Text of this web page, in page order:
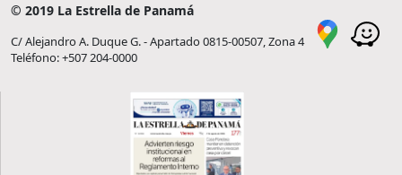
© 2019 La Estrella de Panamá
C/ Alejandro A. Duque G. - Apartado 0815-00507, Zona 4
Teléfono: +507 204-0000